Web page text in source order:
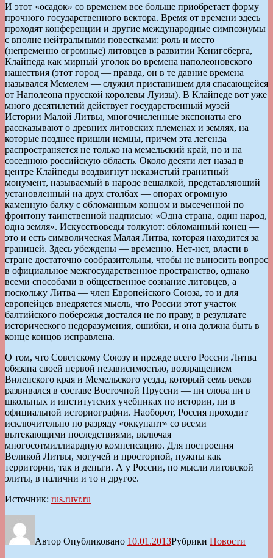
И этот «осадок» со временем все больше приобретает форму
прочного государственного вектора. Время от времени здесь
проходят конференции и другие международные симпозиумы
с вполне нейтральными повестками: роль и место
(непременно огромные) литовцев в развитии Кенигсберга,
Клайпеда как мирный уголок во времена наполеоновского
нашествия (этот город — правда, он в те давние времена
назывался Мемелем — служил пристанищем для спасающейся
от Наполеона прусской королевы Луизы). В Клайпеде вот уже
много десятилетий действует государственный музей
Истории Малой Литвы, многочисленные экспонаты его
рассказывают о древних литовских племенах и землях, на
которые позднее пришли немцы, причем эта легенда
распространяется не только на мемельский край, но и на
соседнюю российскую область. Около десяти лет назад в
центре Клайпеды воздвигнут неказистый гранитный
монумент, называемый в народе вешалкой, представляющий
установленный на двух столбах — опорах огромную
каменную балку с обломанным концом и высеченной по
фронтону таинственной надписью: «Одна страна, один народ,
одна земля». Искусствоведы толкуют: обломанный конец —
это и есть символическая Малая Литва, которая находится за
границей. Здесь убеждены — временно. Нет-нет, власти в
стране достаточно сообразительны, чтобы не выносить вопрос
в официальное межгосударственное пространство, однако
всеми способами в общественное сознание литовцев, а
поскольку Литва — член Европейского Союза, то и для
европейцев внедряется мысль, что России этот участок
балтийского побережья достался не по праву, в результате
исторического недоразумения, ошибки, и она должна быть в
конце концов исправлена.
О том, что Советскому Союзу и прежде всего России Литва
обязана своей первой независимостью, возвращением
Виленского края и Мемельского уезда, который семь веков
развивался в составе Восточной Пруссии — ни слова ни в
школьных и институтских учебниках по истории, ни в
официальной историографии. Наоборот, Россия проходит
исключительно по разряду «оккупант» со всеми
вытекающими последствиями, включая
многосотмиллиардную компенсацию. Для построения
Великой Литвы, могучей и просторной, нужны как
территории, так и деньги. А у России, по мысли литовской
элиты, в наличии и то и другое.
Источник: rus.ruvr.ru
Автор Опубликовано 10.01.2013Рубрики Новости